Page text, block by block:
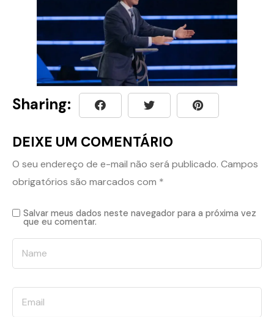
Sharing:
DEIXE UM COMENTÁRIO
O seu endereço de e-mail não será publicado. Campos
obrigatórios são marcados com *
Salvar meus dados neste navegador para a próxima vez
que eu comentar.